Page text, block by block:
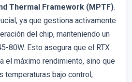
Thermal Framework (MPTF).
ya que gestiona activamente
del chip, manteniendo un
80W. Esto asegura que el RTX
el máximo rendimiento, sino que
temperaturas bajo control,